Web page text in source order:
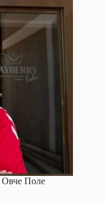
Овче Поле